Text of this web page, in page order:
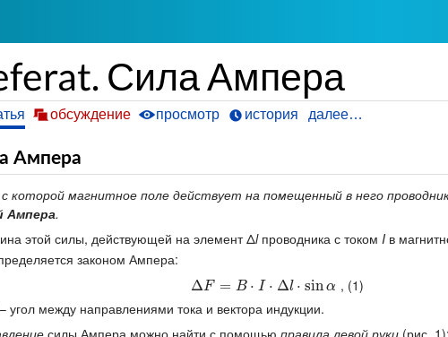
Сила Ампера
обсуждение просмотр история далее…
Ампера
которой магнитное поле действует на помещенный в него
Ампера.
этой силы, действующей на элемент Δlпроводника с током I в
законом Ампера:
ΔF = B ⋅ I ⋅ Δl ⋅ sinα
ΔF= B⋅I Δl⋅ sinα
, (1)
– угол между направлениями тока и вектора индукции.